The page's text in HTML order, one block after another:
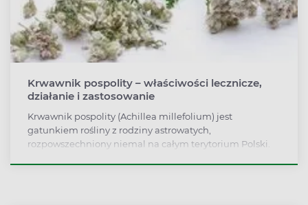
Krwawnik pospolity – właściwości lecznicze,
działanie i zastosowanie
Krwawnik pospolity (Achillea millefolium) jest
gatunkiem rośliny z rodziny astrowatych,
rozpowszechniony niemal na całym terytorium Polski.